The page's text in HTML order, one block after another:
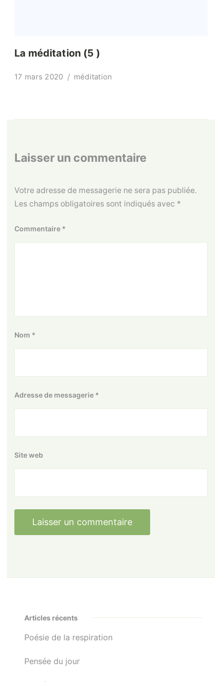
La méditation (5 )
17 mars 2020 méditation
Laisser un commentaire
Votre adresse de messagerie ne sera pas publiée.
Les champs obligatoires sont indiqués avec *
Commentaire *
Nom *
Adresse de messagerie *
Site web
Articles récents
Poésie de la respiration
Pensée du jour